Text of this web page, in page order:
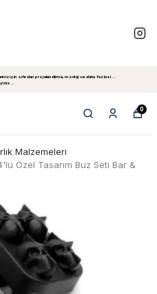
için sıfırdan projelendirme, montaj ve daha fazlasi...
0
Malzemeleri
Özel Tasarım Buz Seti Bar &